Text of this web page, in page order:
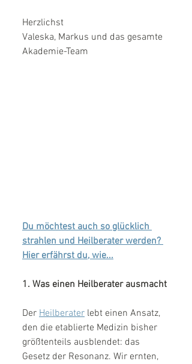
Herzlichst
Valeska, Markus und das gesamte
Akademie-Team
Du möchtest auch so glücklich
strahlen und Heilberater werden?
Hier erfährst du, wie...
1. Was einen Heilberater ausmacht
Der Heilberater lebt einen Ansatz,
den die etablierte Medizin bisher
größtenteils ausblendet: das
Gesetz der Resonanz. Wir ernten,